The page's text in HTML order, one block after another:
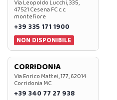
Via Leopoldo Lucchi, 335,
47521 Cesena FC c.c.
montefiore
+39 335 171 1900
NON DISPONIBILE
CORRIDONIA
Via Enrico Mattei, 177, 62014
Corridonia MC
+39 340 77 27 938